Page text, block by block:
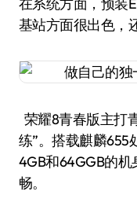
基站方面很出色，
荣耀8青春版主打
练”。搭载麒麟655
4GB和64GGB的
畅。